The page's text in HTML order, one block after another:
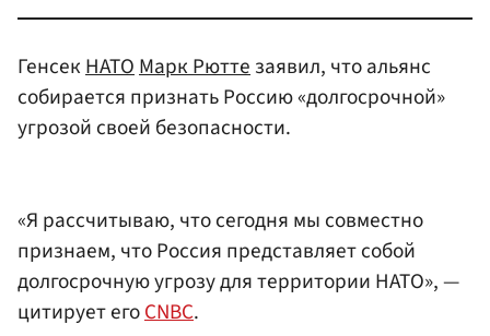
Генсек НАТО Марк Рютте заявил, что альянс
собирается признать Россию «долгосрочной»
угрозой своей безопасности.
«Я рассчитываю, что сегодня мы совместно
признаем, что Россия представляет собой
долгосрочную угрозу для территории НАТО», —
цитирует егоCNBC.